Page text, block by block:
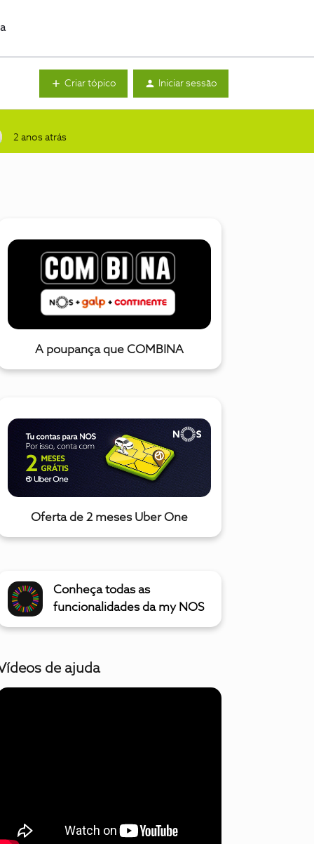
Criar tópico Iniciar sessão
2 anos atrás
A poupança que COMBINA
Oferta de 2 meses Uber One
Conheça todas as
funcionalidades da my NOS
de ajuda